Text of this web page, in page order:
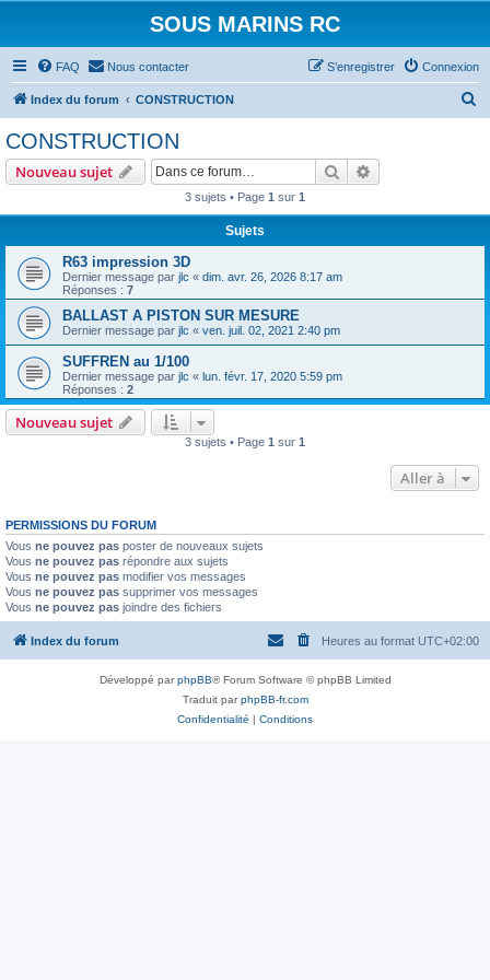
SOUS MARINS RC
FAQ Nous contacter Connexion
S’enregistrer
Index du forum CONSTRUCTION
CONSTRUCTION
Nouveau sujet Rechercher
3 sujets • Page 1 sur 1
Sujets
R63 impression 3D
Dernier message par jlc « dim. avr. 26, 2026 8:17 am
Réponses : 7
BALLAST A PISTON SUR MESURE
Dernier message par jlc « ven. juil. 02, 2021 2:40 pm
SUFFREN au 1/100
Dernier message par jlc « lun. févr. 17, 2020 5:59 pm
Réponses : 2
Nouveau sujet
3 sujets • Page 1 sur 1
Aller à
PERMISSIONS DU FORUM
Vous ne pouvez pas poster de nouveaux sujets
Vous ne pouvez pas répondre aux sujets
Vous ne pouvez pas modifier vos messages
Vous ne pouvez pas supprimer vos messages
Vous ne pouvez pas joindre des fichiers
Index du forum Heures au format UTC+02:00
Développé parphpBB® Forum Software © phpBB Limited
Traduit parphpBB-fr.com
Confidentialité | Conditions